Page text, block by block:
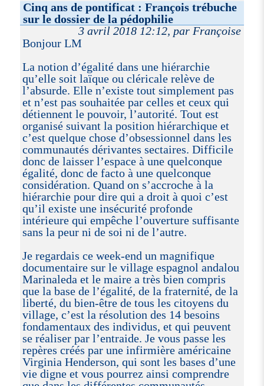
Cinq ans de pontificat : François trébuche
sur le dossier de la pédophilie
3 avril 2018 12:12, par Françoise
Bonjour LM
La notion d’égalité dans une hiérarchie
qu’elle soit laïque ou cléricale relève de
l’absurde. Elle n’existe tout simplement pas
et n’est pas souhaitée par celles et ceux qui
détiennent le pouvoir, l’autorité. Tout est
organisé suivant la position hiérarchique et
c’est quelque chose d’obsessionnel dans les
communautés dérivantes sectaires. Difficile
donc de laisser l’espace à une quelconque
égalité, donc de facto à une quelconque
considération. Quand on s’accroche à la
hiérarchie pour dire qui a droit à quoi c’est
qu’il existe une insécurité profonde
intérieure qui empêche l’ouverture suffisante
sans la peur ni de soi ni de l’autre.
Je regardais ce week-end un magnifique
documentaire sur le village espagnol andalou
Marinaleda et le maire a très bien compris
que la base de l’égalité, de la fraternité, de la
liberté, du bien-être de tous les citoyens du
village, c’est la résolution des 14 besoins
fondamentaux des individus, et qui peuvent
se réaliser par l’entraide. Je vous passe les
repères créés par une infirmière américaine
Virginia Henderson, qui sont les bases d’une
vie digne et vous pourrez ainsi comprendre